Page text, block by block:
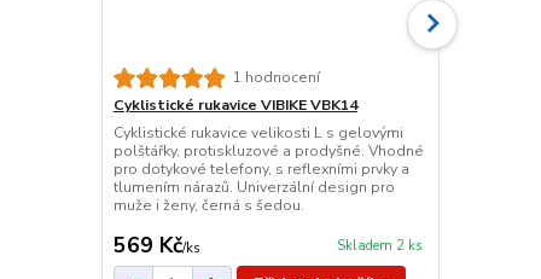
1 hodnocení
Cyklistické rukavice VIBIKE VBK14
Cyklistické rukavice velikosti L s gelovými
polštářky, protiskluzové a prodyšné. Vhodné
pro dotykové telefony, s reflexními prvky a
tlumením nárazů. Univerzální design pro
muže i ženy, černá s šedou.
569 Kč/ks Skladem 2 ks